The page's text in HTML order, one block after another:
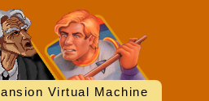
Virtual Machine